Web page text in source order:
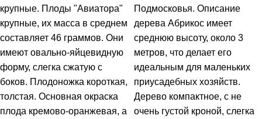
крупные. Плоды "Авиатора"
крупные, их масса в среднем
составляет 46 граммов. Они
имеют овально-яйцевидную
форму, слегка сжатую с
боков. Плодоножка короткая,
толстая. Основная окраска
плода кремово-оранжевая, а
Подмосковья. Описание
дерева Абрикос имеет
среднюю высоту, около 3
метров, что делает его
идеальным для маленьких
приусадебных хозяйств.
Дерево компактное, с не
очень густой кроной, слегка